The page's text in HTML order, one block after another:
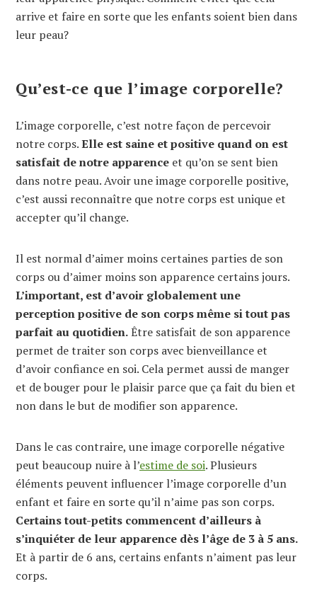
arrive et faire en sorte que les enfants soient bien dans
leur peau?
Qu’est-ce que l’image corporelle?
L’image corporelle, c’est notre façon de percevoir
notre corps.Elle est saine et positive quand on est
satisfait de notre apparence et qu’on se sent bien
dans notre peau. Avoir une image corporelle positive,
c’est aussi reconnaître que notre corps est unique et
accepter qu’il change.
Il est normal d’aimer moins certaines parties de son
corps ou d’aimer moins son apparence certains jours.
L’important, est d’avoir globalement une
perception positive de son corps même si tout pas
parfait au quotidien.Être satisfait de son apparence
permet de traiter son corps avec bienveillance et
d’avoir confiance en soi. Cela permet aussi de manger
et de bouger pour le plaisir parce que ça fait du bien et
non dans le but de modifier son apparence.
Dans le cas contraire, une image corporelle négative
peut beaucoup nuire à l’estime de soi. Plusieurs
éléments peuvent influencer l’image corporelle d’un
enfant et faire en sorte qu’il n’aime pas son corps.
Certains tout-petits commencent d’ailleurs à
s’inquiéter de leur apparence dès l’âge de 3 à 5 ans.
Et à partir de 6 ans, certains enfants n’aiment pas leur
corps.